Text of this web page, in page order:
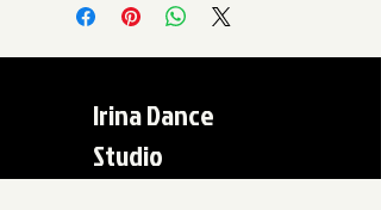
Irina Dance
Studio